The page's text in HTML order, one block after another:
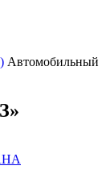
Автомобильный